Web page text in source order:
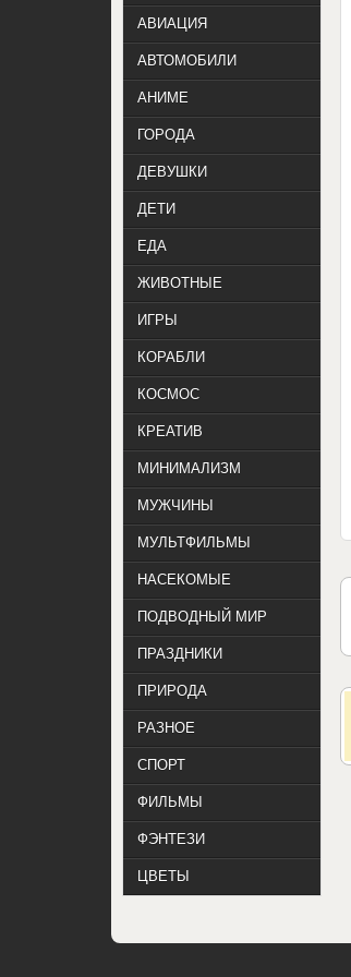
АВИАЦИЯ
АВТОМОБИЛИ
АНИМЕ
ГОРОДА
ДЕВУШКИ
ДЕТИ
ЕДА
ЖИВОТНЫЕ
ИГРЫ
КОРАБЛИ
КОСМОС
КРЕАТИВ
МИНИМАЛИЗМ
МУЖЧИНЫ
МУЛЬТФИЛЬМЫ
НАСЕКОМЫЕ
ПОДВОДНЫЙ МИР
ПРАЗДНИКИ
ПРИРОДА
РАЗНОЕ
СПОРТ
ФИЛЬМЫ
ФЭНТЕЗИ
ЦВЕТЫ